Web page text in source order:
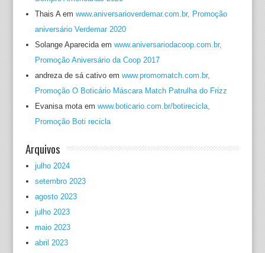
Thais Aem www.aniversarioverdemar.com.br, Promoção
aniversário Verdemar 2020
Solange Aparecidaem www.aniversariodacoop.com.br,
Promoção Aniversário da Coop 2017
andreza de sá cativoem www.promomatch.com.br,
Promoção O Boticário Máscara Match Patrulha do Frizz
Evanisa motaem www.boticario.com.br/botirecicla,
Promoção Boti recicla
Arquivos
julho 2024
setembro 2023
agosto 2023
julho 2023
maio 2023
abril 2023